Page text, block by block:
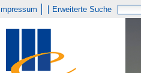
Impressum Erweiterte Suche